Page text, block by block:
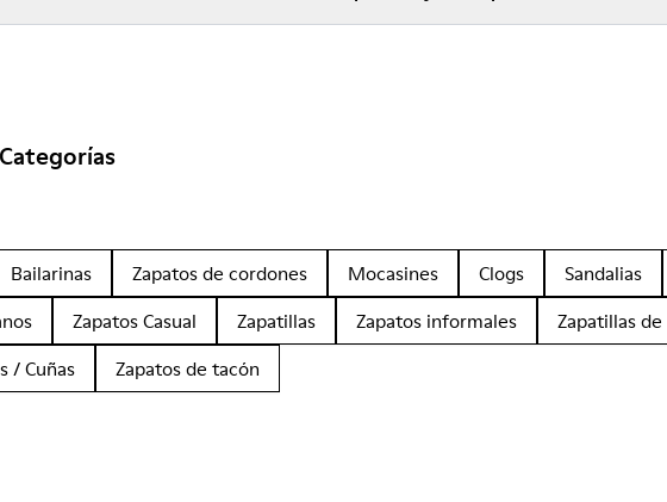
Bailarinas Zapatos de cordones Mocasines Clogs
Sandalias
Zapatos Casual Zapatillas Zapatos informales
Zapatillas de
/ Cuñas
Zapatos de tacón